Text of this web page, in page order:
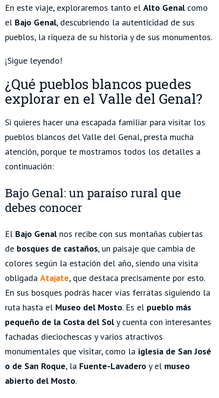
En este viaje, exploraremos tanto el Alto Genalcomo
el Bajo Genal, descubriendo la autenticidad de sus
pueblos, la riqueza de su historia y de sus monumentos.
¡Sigue leyendo!
¿Qué pueblos blancos puedes
explorar en el Valle del Genal?
Si quieres hacer una escapada familiar para visitar los
pueblos blancos del Valle del Genal, presta mucha
atención, porque te mostramos todos los detalles a
continuación:
Bajo Genal: un paraíso rural que
debes conocer
El Bajo Genalnos recibe con sus montañas cubiertas
de bosques de castaños, un paisaje que cambia de
colores según la estación del año, siendo una visita
obligada Atajate, que destaca precisamente por esto.
En sus bosques podrás hacer vías ferratas siguiendo la
ruta hasta el Museo del Mosto. Es el pueblo más
pequeño de la Costa del Soly cuenta con interesantes
fachadas dieciochescas y varios atractivos
monumentales que visitar, como la iglesia de San José
o de San Roque, la Fuente-Lavadero y el museo
abierto del Mosto.